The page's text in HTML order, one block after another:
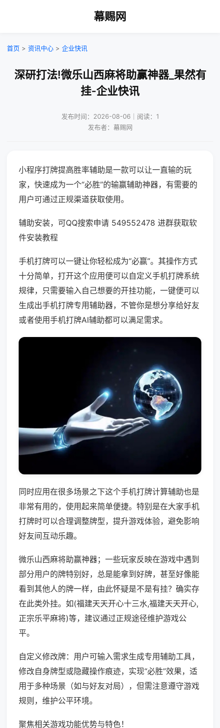
幕赐网
首页 > 资讯中心 > 企业快讯
深研打法!微乐山西麻将助赢神器_果然有
挂-企业快讯
发布时间：2026-08-06｜阅读：1
发布者：幕赐网
小程序打牌提高胜率辅助是一款可以让一直输的玩
家，快速成为一个“必胜”的输赢辅助神器，有需要的
用户可通过正规渠道获取使用。
辅助安装，可QQ搜索申请 549552478 进群获取软
件安装教程
手机打牌可以一键让你轻松成为“必赢”。其操作方式
十分简单，打开这个应用便可以自定义手机打牌系统
规律，只需要输入自己想要的开挂功能，一键便可以
生成出手机打牌专用辅助器，不管你是想分享给好友
或者使用手机打牌AI辅助都可以满足需求。
同时应用在很多场景之下这个手机打牌计算辅助也是
非常有用的，使用起来简单便捷。特别是在大家手机
打牌时可以合理调整牌型，提升游戏体验，避免影响
好友间互动乐趣。
微乐山西麻将助赢神器；一些玩家反映在游戏中遇到
部分用户的牌特别好，总是能拿到好牌，甚至好像能
看到其他人的牌一样，由此怀疑是不是有挂？确实存
在此类外挂。如(福建天天开心十三水,福建天天开心,
正宗乐平麻将)等，建议通过正规途径维护游戏公
平。
自定义修改牌：用户可输入需求生成专用辅助工具，
修改自身牌型或隐藏操作痕迹，实现“必胜”效果，适
用于多种场景（如与好友对局），但需注意遵守游戏
规则，维护公平环境。
聚焦相关游戏功能优势与特色！